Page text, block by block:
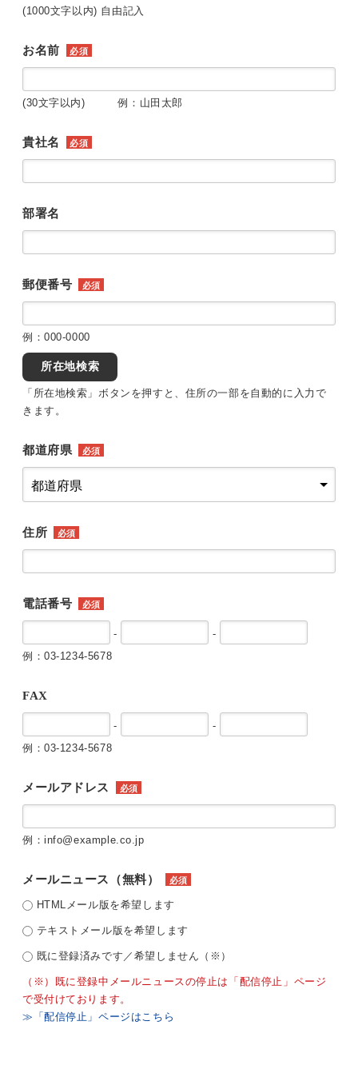
(1000文字以内) 自由記入
お名前 必須
(30文字以内) 例：山田太郎
貴社名 必須
部署名
郵便番号 必須
例：000-0000
所在地検索
「所在地検索」ボタンを押すと、住所の一部を自動的に入力で
きます。
都道府県 必須
住所 必須
電話番号 必須
-
-
例：03-1234-5678
FAX
-
-
例：03-1234-5678
メールアドレス 必須
例：info@example.co.jp
メールニュース（無料） 必須
HTMLメール版を希望します
テキストメール版を希望します
既に登録済みです／希望しません（※）
（※）既に登録中メールニュースの停止は「配信停止」ページ
で受付けております。
≫「配信停止」ページはこちら